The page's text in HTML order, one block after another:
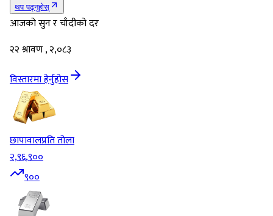
थप पढ्नुहोस्
आजको सुन र चाँदीको दर
२२ श्रावण , २,०८३
विस्तारमा हेर्नुहोस
छापावालप्रति तोला
२,९६,९००
९००